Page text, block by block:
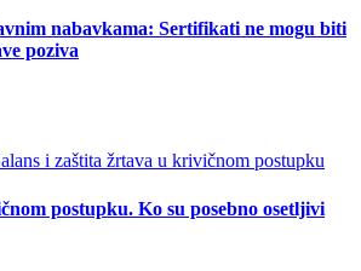
nabavkama: Sertifikati ne mogu biti
poziva
postupku. Ko su posebno osetljivi